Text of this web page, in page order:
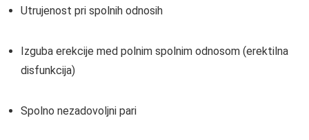
Utrujenost pri spolnih odnosih
Izguba erekcije med polnim spolnim odnosom (erektilna
disfunkcija)
Spolno nezadovoljni pari